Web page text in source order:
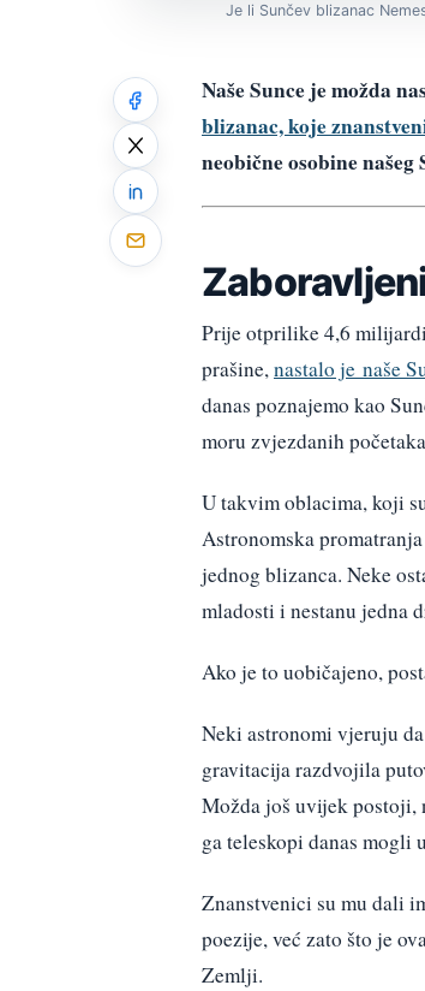
Je li Sunčev blizanac
Naše Sunce je možda
blizanac, koje
neobične osobine našeg
Prije otprilike 4,6
prašine,nastalo je naše
danas poznajemo kao
moru zvjezdanih
U takvim oblacima, koji
Astronomska
jednog blizanca. Neke
mladosti i nestanu jedna
Ako je to uobičajeno,
Neki astronomi vjeruju
gravitacija razdvojila
Možda još uvijek postoji,
ga teleskopi danas mogli
Znanstvenici su mu dali
poezije, već zato što je
Zemlji.